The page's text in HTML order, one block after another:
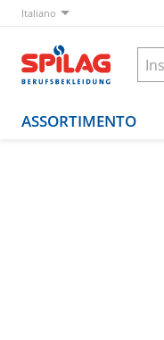
Italiano
ASSORTIMENTO